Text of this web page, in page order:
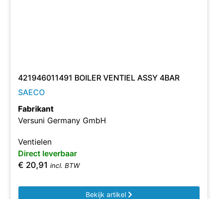
421946011491 BOILER VENTIEL ASSY 4BAR
SAECO
Fabrikant
Versuni Germany GmbH
Ventielen
Direct leverbaar
€ 20,91 incl. BTW
Bekijk artikel